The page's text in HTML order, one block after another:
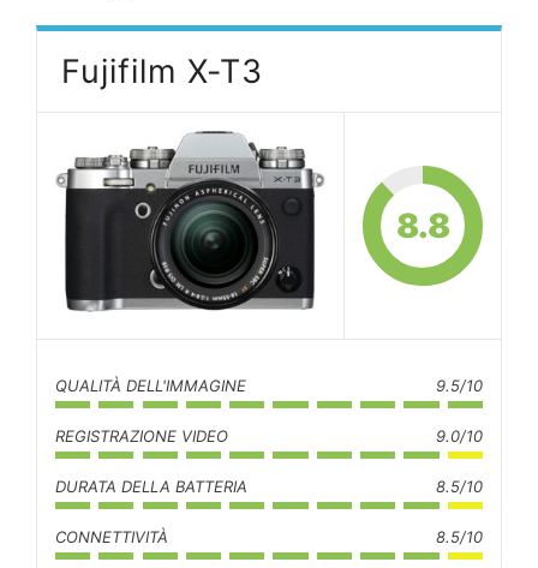
Fujifilm X-T3
8.8
QUALITÀ DELL'IMMAGINE 9.5/10
REGISTRAZIONE VIDEO 9.0/10
DURATA DELLA BATTERIA 8.5/10
CONNETTIVITÀ 8.5/10